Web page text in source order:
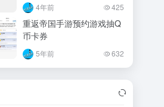
4年前 425
重返帝国手游预约游戏抽Q
币卡券
5年前 632